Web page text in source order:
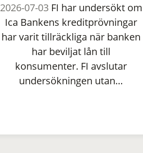
2026-07-03FI har undersökt om
Ica Bankens kreditprövningar
har varit tillräckliga när banken
har beviljat lån till
konsumenter. FI avslutar
undersökningen utan…